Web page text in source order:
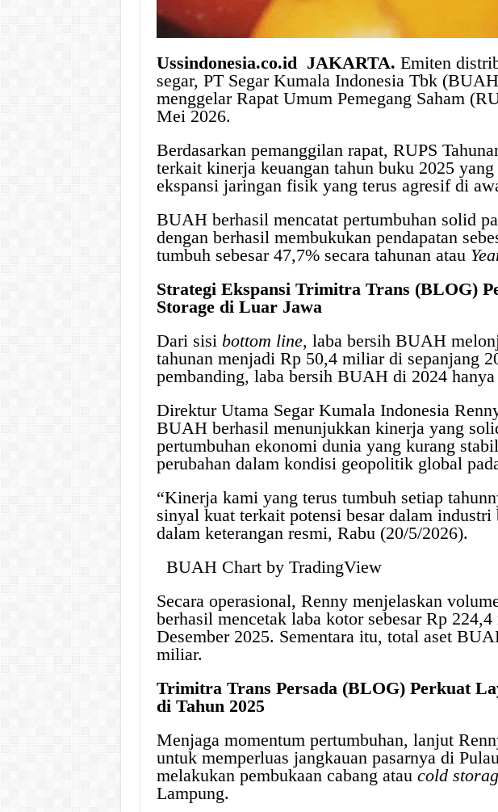
Ussindonesia.co.id JAKARTA. Emiten
segar, PT Segar Kumala Indonesia Tbk
menggelar Rapat Umum Pemegang Saham
Mei 2026.
Berdasarkan pemanggilan rapat, RUPS
terkait kinerja keuangan tahun buku 2025
ekspansi jaringan fisik yang terus agresif di
BUAH berhasil mencatat pertumbuhan solid
dengan berhasil membukukan pendapatan
tumbuh sebesar 47,7% secara tahunan atau
Strategi Ekspansi Trimitra Trans (BLOG)
Storage di Luar Jawa
Dari sisi bottom line, laba bersih BUAH
tahunan menjadi Rp 50,4 miliar di sepanjang
pembanding, laba bersih BUAH di 2024
Direktur Utama Segar Kumala Indonesia
BUAH berhasil menunjukkan kinerja yang
pertumbuhan ekonomi dunia yang kurang
perubahan dalam kondisi geopolitik global
“Kinerja kami yang terus tumbuh setiap
sinyal kuat terkait potensi besar dalam industri
dalam keterangan resmi, Rabu (20/5/2026).
BUAH Chart by TradingView
Secara operasional, Renny menjelaskan
berhasil mencetak laba kotor sebesar Rp
Desember 2025. Sementara itu, total aset
miliar.
Trimitra Trans Persada (BLOG) Perkuat
di Tahun 2025
Menjaga momentum pertumbuhan, lanjut
untuk memperluas jangkauan pasarnya di
melakukan pembukaan cabang atau cold
Lampung.